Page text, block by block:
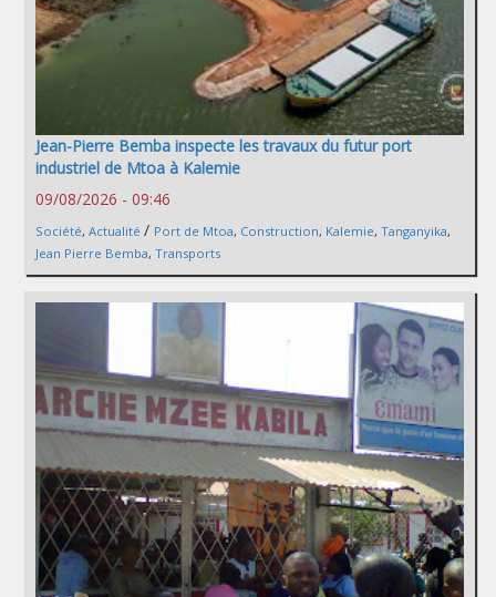
Jean-Pierre Bemba inspecte les travaux du futur port
industriel de Mtoa à Kalemie
09/08/2026 - 09:46
Société, Actualité / Port de Mtoa, Construction, Kalemie, Tanganyika,
Jean Pierre Bemba, Transports